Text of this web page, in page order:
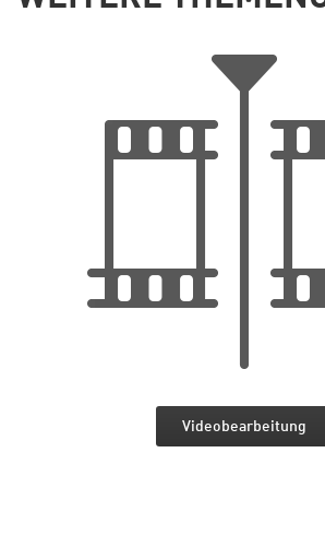
Videobearbeitung